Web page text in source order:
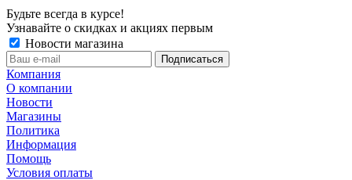
Будьте всегда в курсе!
Узнавайте о скидках и акциях первым
Новости магазина
Компания
О компании
Новости
Магазины
Политика
Информация
Помощь
Условия оплаты